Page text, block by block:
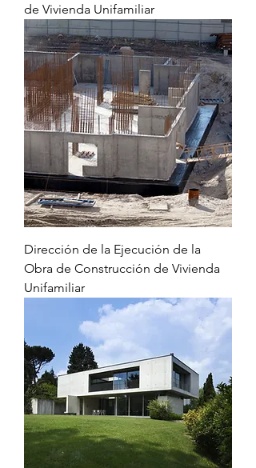
de Vivienda Unifamiliar
Dirección de la Ejecución de la
Obra de Construcción de Vivienda
Unifamiliar